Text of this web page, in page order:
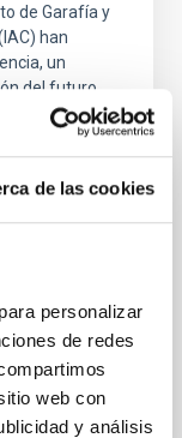
de las cookies
personalizar
de redes
web con
y análisis
de Garafía y
han
un
del futuro
la divulgación
natural y
La Palma,
de los
del IAC,